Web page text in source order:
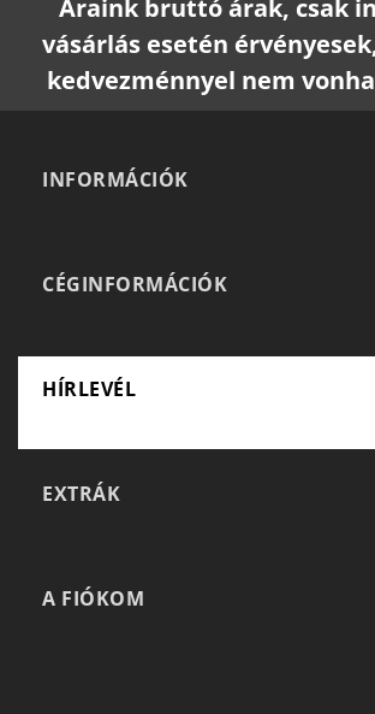
Áraink bruttó árak, csak
vásárlás esetén
kedvezménnyel nem
INFORMÁCIÓK
CÉGINFORMÁCIÓK
HÍRLEVÉL
EXTRÁK
A FIÓKOM